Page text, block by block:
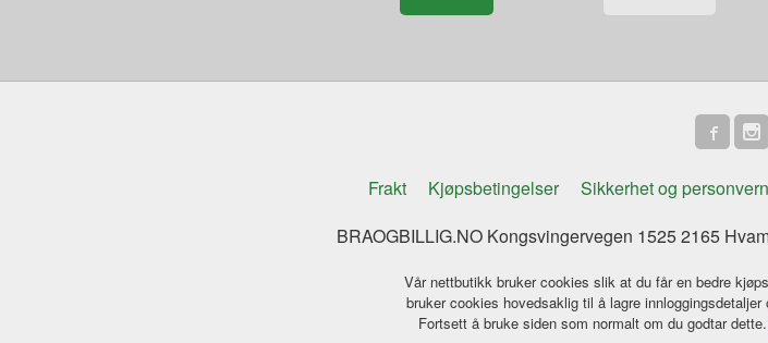
Frakt Kjøpsbetingelser Sikkerhet og personvern
BRAOGBILLIG.NO Kongsvingervegen 1525 2165
Vår nettbutikk bruker cookies slik at du får en bedre
bruker cookies hovedsaklig til å lagre
Fortsett å bruke siden som normalt om du godtar dette.